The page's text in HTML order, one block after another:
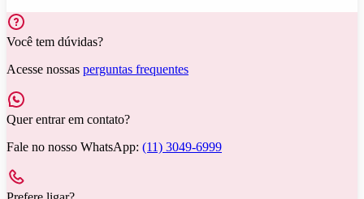
Você tem dúvidas?
Acesse nossas perguntas frequentes
Quer entrar em contato?
Fale no nosso WhatsApp: (11) 3049-6999